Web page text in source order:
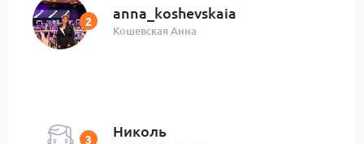
anna_koshevskaia
Кошевская Анна
Николь